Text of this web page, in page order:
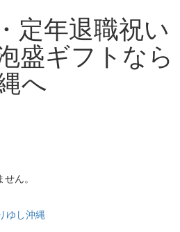
定年退職祝い
盛ギフトなら
へ
ん。